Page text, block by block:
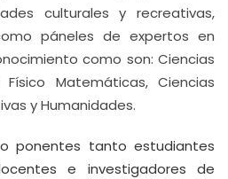
culturales y recreativas,
páneles de expertos en
como son: Ciencias
Matemáticas, Ciencias
y Humanidades.
ponentes tanto estudiantes
e investigadores de